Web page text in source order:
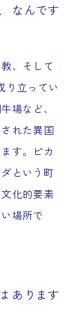
なんです
、そして
り立ってい
場など、
れた異国
す。ピカ
という町
化的要素
場所で
あります